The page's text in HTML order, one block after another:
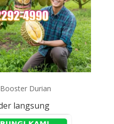
Durian
langsung